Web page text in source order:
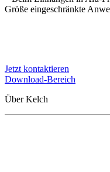
Größe eingeschränkte
Jetzt kontaktieren
Download-Bereich
Über Kelch